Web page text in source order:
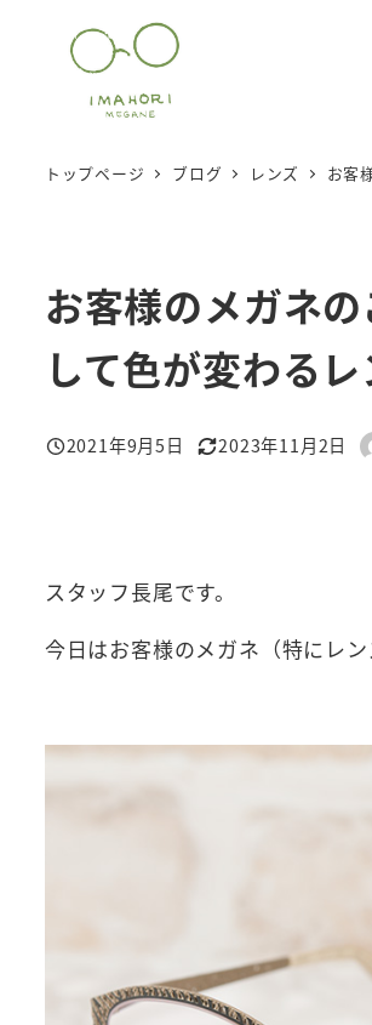
トップページ ブログ レンズ お客
お客様のメガネ
して色が変わる
投稿日
2021年9月5日
更新日
2023年11月2日
著
スタッフ長尾です。
今日はお客様のメガネ（特にレン